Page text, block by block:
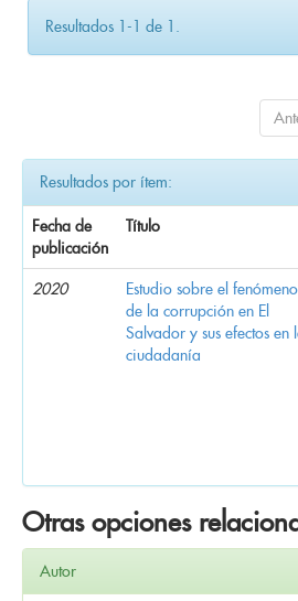
Resultados 1-1 de 1.
Resultados por ítem:
Fecha de
publicación
Título
2020
Estudio sobre el fenómeno
de la corrupción en El
Salvador y sus efectos en
ciudadanía
Otras opciones
Autor